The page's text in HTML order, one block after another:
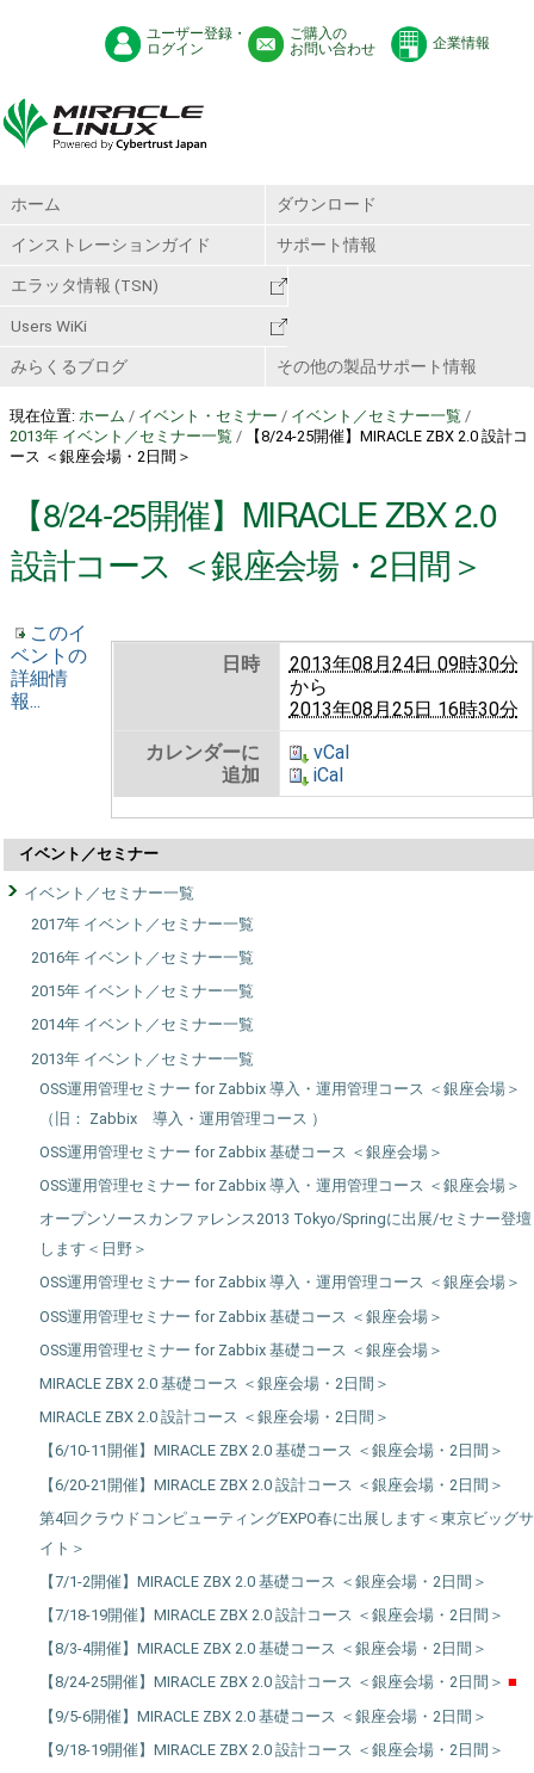
ユーザー登録・
ログイン
ご購入の
お問い合わせ
企業情報
ホーム ダウンロード
インストレーションガイド サポート情報
エラッタ情報 (TSN)
Users WiKi
みらくるブログ その他の製品サポート情報
現在位置: ホーム / イベント・セミナー / イベント／セミナー一覧 /
2013年 イベント／セミナー一覧 /
【8/24-25開催】MIRACLE ZBX 2.0 設計コ
ース ＜銀座会場・2日間＞
【8/24-25開催】MIRACLE ZBX 2.0
設計コース ＜銀座会場・2日間＞
日時
2013年08月24日 09時30分
から
2013年08月25日 16時30分
カレンダーに
追加
vCal
iCal
このイ
ベントの
詳細情
報...
イベント／セミナー
イベント／セミナー一覧
2017年 イベント／セミナー一覧
2016年 イベント／セミナー一覧
2015年 イベント／セミナー一覧
2014年 イベント／セミナー一覧
2013年 イベント／セミナー一覧
OSS運用管理セミナー for Zabbix 導入・運用管理コース ＜銀座会場＞
（旧： Zabbix 導入・運用管理コース ）
OSS運用管理セミナー for Zabbix 基礎コース ＜銀座会場＞
OSS運用管理セミナー for Zabbix 導入・運用管理コース ＜銀座会場＞
オープンソースカンファレンス2013 Tokyo/Springに出展/セミナー登壇
します＜日野＞
OSS運用管理セミナー for Zabbix 導入・運用管理コース ＜銀座会場＞
OSS運用管理セミナー for Zabbix 基礎コース ＜銀座会場＞
OSS運用管理セミナー for Zabbix 基礎コース ＜銀座会場＞
MIRACLE ZBX 2.0 基礎コース ＜銀座会場・2日間＞
MIRACLE ZBX 2.0 設計コース ＜銀座会場・2日間＞
【6/10-11開催】MIRACLE ZBX 2.0 基礎コース ＜銀座会場・2日間＞
【6/20-21開催】MIRACLE ZBX 2.0 設計コース ＜銀座会場・2日間＞
第4回クラウドコンピューティングEXPO春に出展します＜東京ビッグサ
イト＞
【7/1-2開催】MIRACLE ZBX 2.0 基礎コース ＜銀座会場・2日間＞
【7/18-19開催】MIRACLE ZBX 2.0 設計コース ＜銀座会場・2日間＞
【8/3-4開催】MIRACLE ZBX 2.0 基礎コース ＜銀座会場・2日間＞
【8/24-25開催】MIRACLE ZBX 2.0 設計コース ＜銀座会場・2日間＞
【9/5-6開催】MIRACLE ZBX 2.0 基礎コース ＜銀座会場・2日間＞
【9/18-19開催】MIRACLE ZBX 2.0 設計コース ＜銀座会場・2日間＞